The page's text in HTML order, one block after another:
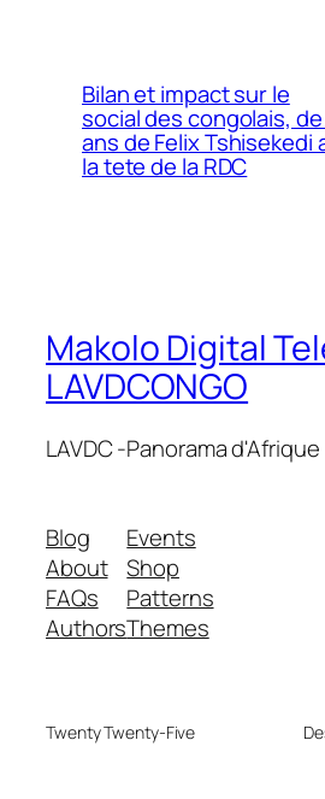
Bilan et impact sur le
social des congolais, de
ans de Felix Tshisekedi
la tete de la RDC
Makolo Digital
LAVDCONGO
LAVDC -Panorama d'Afrique
Blog
About
FAQs
Authors
Events
Shop
Patterns
Themes
Twenty Twenty-Five